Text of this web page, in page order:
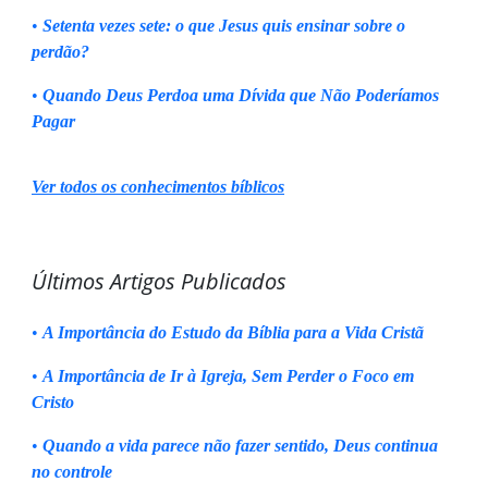
• Setenta vezes sete: o que Jesus quis ensinar sobre o
perdão?
• Quando Deus Perdoa uma Dívida que Não Poderíamos
Pagar
Ver todos os conhecimentos bíblicos
Últimos Artigos Publicados
• A Importância do Estudo da Bíblia para a Vida Cristã
• A Importância de Ir à Igreja, Sem Perder o Foco em
Cristo
• Quando a vida parece não fazer sentido, Deus continua
no controle